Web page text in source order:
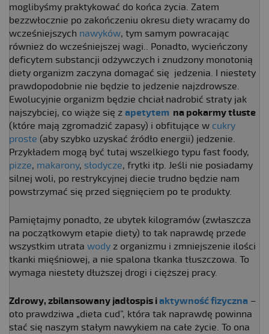
moglibyśmy praktykować do końca życia. Zatem
bezzwłocznie po zakończeniu okresu diety wracamy do
wcześniejszych nawyków, tym samym powracając
również do wcześniejszej wagi.. Ponadto, wycieńczony
deficytem substancji odżywczych i znudzony monotonią
diety organizm zaczyna domagać się jedzenia. I niestety
prawdopodobnie nie będzie to jedzenie najzdrowsze.
Ewolucyjnie organizm będzie chciał nadrobić straty jak
najszybciej, co wiąże się z apetytem na pokarmy tłuste
(które mają zgromadzić zapasy) i obfitujące w cukry
proste (aby szybko uzyskać źródło energii) jedzenie.
Przykładem mogą być tutaj wszelkiego typu fast foody,
pizze, makarony, słodycze, frytki itp. Jeśli nie posiadamy
silnej woli, po restrykcyjnej diecie trudno będzie nam
powstrzymać się przed sięgnięciem po te produkty.
Pamiętajmy ponadto, że ubytek kilogramów (zwłaszcza
na początkowym etapie diety) to tak naprawdę przede
wszystkim utrata wody z organizmu i zmniejszenie ilości
tkanki mięśniowej, a nie spalona tkanka tłuszczowa. To
wymaga niestety dłuższej drogi i cięższej pracy.
Zdrowy, zbilansowany jadłospis iaktywność fizyczna –
oto prawdziwa „dieta cud”, która tak naprawdę powinna
stać się naszym stałym nawykiem na całe życie. To ona